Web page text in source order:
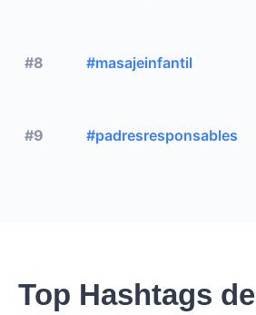
#8 #masajeinfantil
#9 #padresresponsables
Top Hashtags de